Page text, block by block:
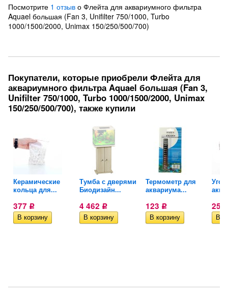
Посмотрите 1 отзыв о Флейта для аквариумного фильтра
Aquael большая (Fan 3, Unifilter 750/1000, Turbo
1000/1500/2000, Unimax 150/250/500/700)
Покупатели, которые приобрели Флейта для
аквариумного фильтра Aquael большая (Fan 3,
Unifilter 750/1000, Turbo 1000/1500/2000, Unimax
150/250/500/700), также купили
Керамические
кольца для...
377 Р
Тумба с дверями
Биодизайн...
4 462 Р
Термометр для
аквариума...
123 Р 255